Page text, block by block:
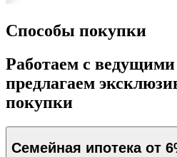
Способы покупки
Работаем с
предлагаем
покупки
Семейная ипотека от